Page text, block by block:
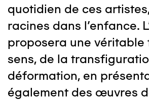
quotidien de ces
racines dans l’enfance.
proposera une véritable
sens, de la
déformation, en
également des œuvres